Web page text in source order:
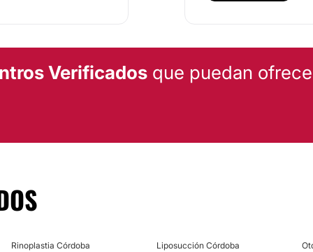
al igual que de
adecuados
paciente.Verificadosque puedan
Rinoplastia Córdoba Liposucción Córdoba